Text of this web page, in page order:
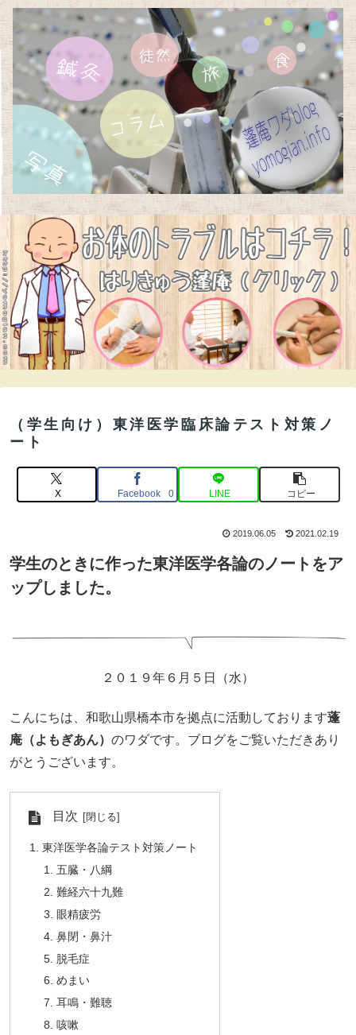
（学生向け）東洋医学臨床論テスト対策ノ
ート
X Facebook 0 LINE コピー
2019.06.05 2021.02.19
学生のときに作った東洋医学各論のノートをア
ップしました。
２０１９年６月５日（水）
こんにちは、和歌山県橋本市を拠点に活動しております蓬
庵（よもぎあん） のワダです。ブログをご覧いただきあり
がとうございます。
目次
東洋医学各論テスト対策ノート
五臓・八綱
難経六十九難
眼精疲労
鼻閉・鼻汁
脱毛症
めまい
耳鳴・難聴
咳嗽